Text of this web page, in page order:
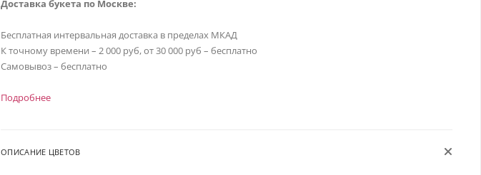
Доставка букета по Москве:
Бесплатная интервальная доставка в пределах МКАД
К точному времени – 2 000 руб, от 30 000 руб – бесплатно
Самовывоз – бесплатно
Подробнее
ОПИСАНИЕ ЦВЕТОВ